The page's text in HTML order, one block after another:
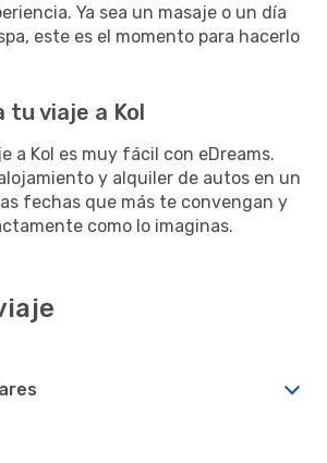
Ya sea un masaje o un día
este es el momento para hacerlo
tu viaje a Kol
a Kol es muy fácil con eDreams.
y alquiler de autos en un
fechas que más te convengan y
como lo imaginas.